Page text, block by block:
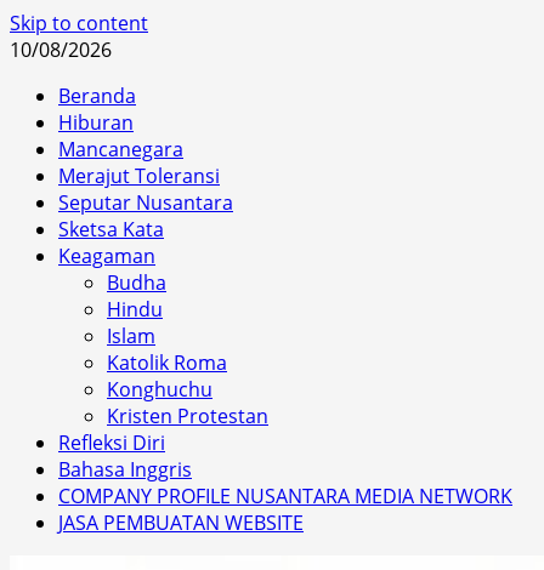
Skip to content
10/08/2026
Beranda
Hiburan
Mancanegara
Merajut Toleransi
Seputar Nusantara
Sketsa Kata
Keagaman
Budha
Hindu
Islam
Katolik Roma
Konghuchu
Kristen Protestan
Refleksi Diri
Bahasa Inggris
COMPANY PROFILE NUSANTARA MEDIA NETWORK
JASA PEMBUATAN WEBSITE